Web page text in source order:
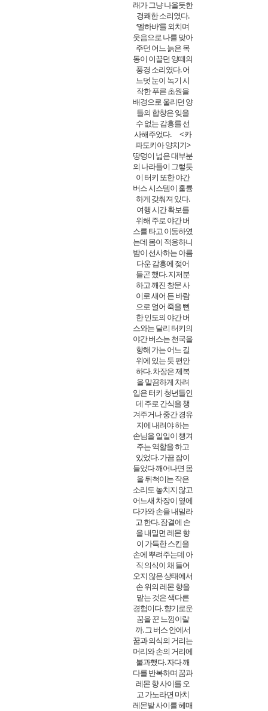
래가 그냥 나올듯한
경쾌한 소리였다.
‘멜하바’를 외치며
웃음으로 나를 맞아
주던 어느 늙은 목
동이 이끌던 양떼의
풍경 소리였다. 어
느덧 눈이 녹기 시
작한 푸른 초원을
배경으로 울리던 양
들의 합창은 잊을
수 없는 감흥를 선
사해주었다.
< 카
파도키아 양치기>
땅덩이 넓은 대부분
의 나라들이 그렇듯
이 터키 또한 야간
버스 시스템이 훌륭
하게 갖춰져 있다.
여행 시간 확보를
위해 주로 야간 버
스를 타고 이동하였
는데 몸이 적응하니
밤이 선사하는 아름
다운 감흥에 젖어
들곤 했다. 지저분
하고 깨진 창문 사
이로 새어 든 바람
으로 얼어 죽을 뻔
한 인도의 야간 버
스와는 달리 터키의
야간 버스는 천국을
향해 가는 어느 길
위에 있는 듯 편안
하다. 차장은 제복
을 말끔하게 차려
입은 터키 청년들인
데 주로 간식을 챙
겨주거나 중간 경유
지에 내려야 하는
손님을 일일이 챙겨
주는 역할을 하고
있었다. 가끔 잠이
들었다 깨어나면 몸
을 뒤척이는 작은
소리도 놓치지 않고
어느새 차장이 옆에
다가와 손을 내밀라
고 한다. 잠결에 손
을 내밀면 레몬 향
이 가득한 스킨을
손에 뿌려주는데 아
직 의식이 채 들어
오지 않은 상태에서
손 위의 레몬 향을
맡는 것은 색다른
경험이다. 향기로운
꿈을 꾼 느낌이랄
까. 그 버스 안에서
꿈과 의식의 거리는
머리와 손의 거리에
불과했다. 자다 깨
다를 반복하며 꿈과
레몬 향 사이를 오
고 가노라면 마치
레몬밭 사이를 헤매